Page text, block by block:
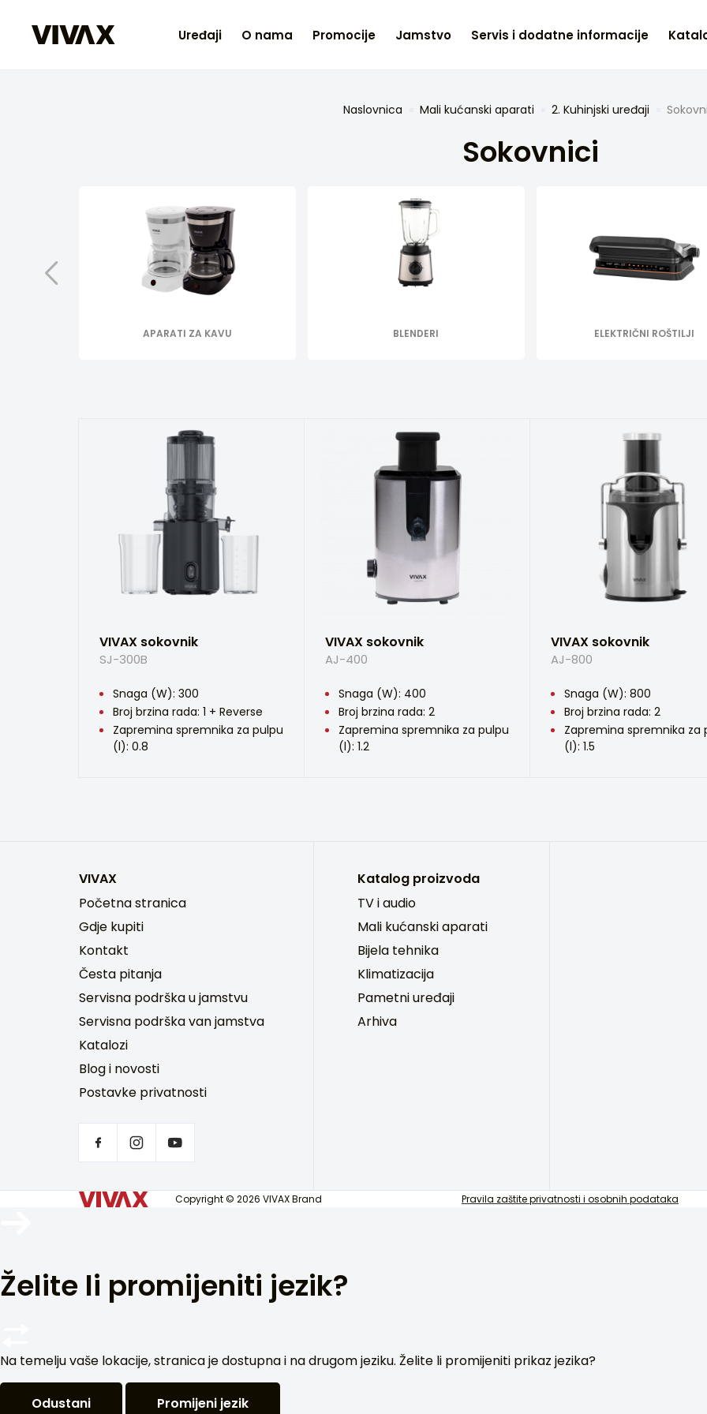
Uređaji O nama Promocije Jamstvo Servis i dodatne informacije
Naslovnica Mali kućanski aparati 2. Kuhinjski uređaji
Sokovnici
APARATI ZA KAVU BLENDERI ELEKTRIČNI ROŠTILJI
VIVAX sokovnik
SJ-300B
Snaga (W): 300
Broj brzina rada: 1 + Reverse
Zapremina spremnika za pulpu
(l): 0.8
VIVAX sokovnik
AJ-400
Snaga (W): 400
Broj brzina rada: 2
Zapremina spremnika za pulpu
(l): 1.2
VIVAX sokovnik
AJ-800
Snaga (W): 800
Broj brzina rada: 2
Zapremina spremnika za
(l): 1.5
VIVAX
Početna stranica
Gdje kupiti
Kontakt
Česta pitanja
Servisna podrška u jamstvu
Servisna podrška van jamstva
Katalozi
Blog i novosti
Postavke privatnosti
Katalog proizvoda
TV i audio
Mali kućanski aparati
Bijela tehnika
Klimatizacija
Pametni uređaji
Arhiva
Copyright © 2026 VIVAX Brand Pravila zaštite privatnosti i osobnih podataka
Želite li promijeniti jezik?
Na temelju vaše lokacije, stranica je dostupna i na drugom jeziku. Želite li promijeniti prikaz jezika?
Odustani Promijeni jezik